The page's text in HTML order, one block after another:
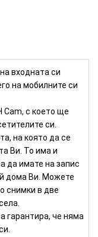
входната си
на мобилните си
Cam, с което ще
си.
на която да се
Ви. То има и
да имате на запис
дома Ви. Можете
снимки в две
гарантира, че няма